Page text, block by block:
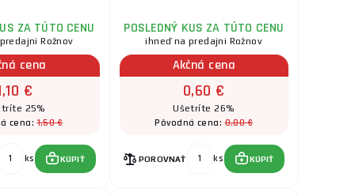
ZA TÚTO CENU
Rožnov
cena
€
25%
cena:1,50 €
ks KÚPIŤ
POSLEDNÝ KUS ZA TÚTO CENU
ihneď na predajni Rožnov
Akčná cena
0,60 €
Ušetríte 26%
Pôvodná cena:0,80 €
POROVNAŤ ks KÚPIŤ